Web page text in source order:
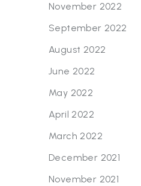
November 2022
September 2022
August 2022
June 2022
May 2022
April 2022
March 2022
December 2021
November 2021